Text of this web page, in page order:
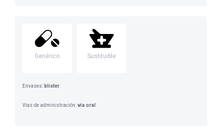
Genérico Sustituible
Envases: blister
Vias de administración:vía oral